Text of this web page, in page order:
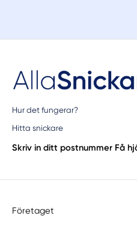
Hur det fungerar?
Hitta snickare
Skriv in ditt postnummer Få
Företaget